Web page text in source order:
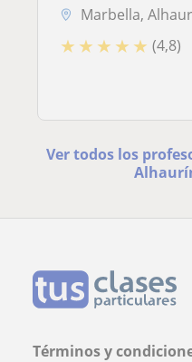
Marbella, Alhaurín El
★ ★ ★ ★ ★ (4,8)
Ver todos los
Términos y